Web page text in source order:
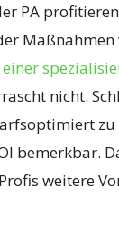
PA
nicht.
bemerkbar.
weitere